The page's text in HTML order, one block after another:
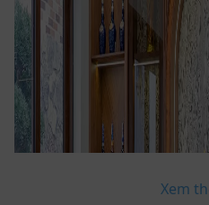
Xem